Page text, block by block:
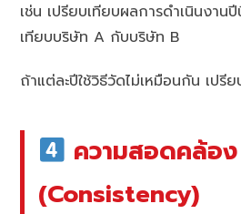
เช่น เปรียบเทียบผลการดำเนินงา
เทียบบริษัท A กับบริษัท B
ถ้าแต่ละปีใช้วิธีวัดไม่เหมือนกัน เปรี
ความสอดคล้อง
(Consistency)